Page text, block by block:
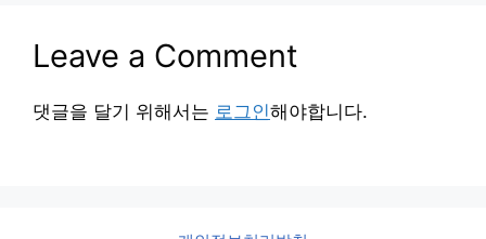
Leave a Comment
댓글을 달기 위해서는 로그인해야합니다.